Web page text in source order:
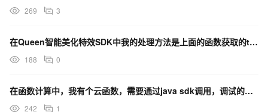
269 3
在Queen智能美化特效SDK中我的处理方法是上面的函数获取的textureId，如图所示如何解决？
188 0
在函数计算中，我有个云函数，需要通过java sdk调用，调试的时候为什么一直返回 "405: Me
242 1